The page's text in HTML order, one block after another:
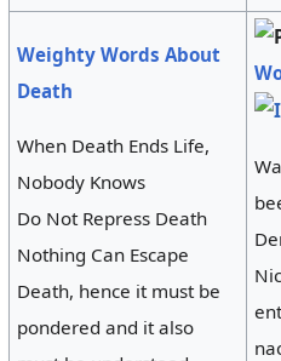
Weighty Words About
Death
When Death Ends Life,
Nobody Knows
Do Not Repress Death
Nothing Can Escape
Death, hence it must be
pondered and it also